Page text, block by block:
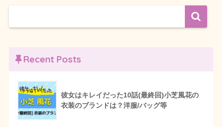
Recent Posts
彼女はキレイだった10話(最終回)小芝風花の
衣装のブランドは？洋服/バッグ等